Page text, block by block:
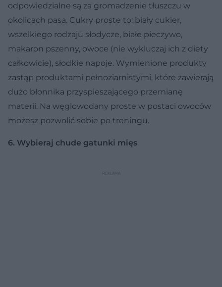
odpowiedzialne są za gromadzenie tłuszczu w
okolicach pasa. Cukry proste to: biały cukier,
wszelkiego rodzaju słodycze, białe pieczywo,
makaron pszenny, owoce (nie wykluczaj ich z diety
całkowicie), słodkie napoje. Wymienione produkty
zastąp produktami pełnoziarnistymi, które zawierają
dużo błonnika przyspieszającego przemianę
materii. Na węglowodany proste w postaci owoców
możesz pozwolić sobie po treningu.
6. Wybieraj chude gatunki mięs